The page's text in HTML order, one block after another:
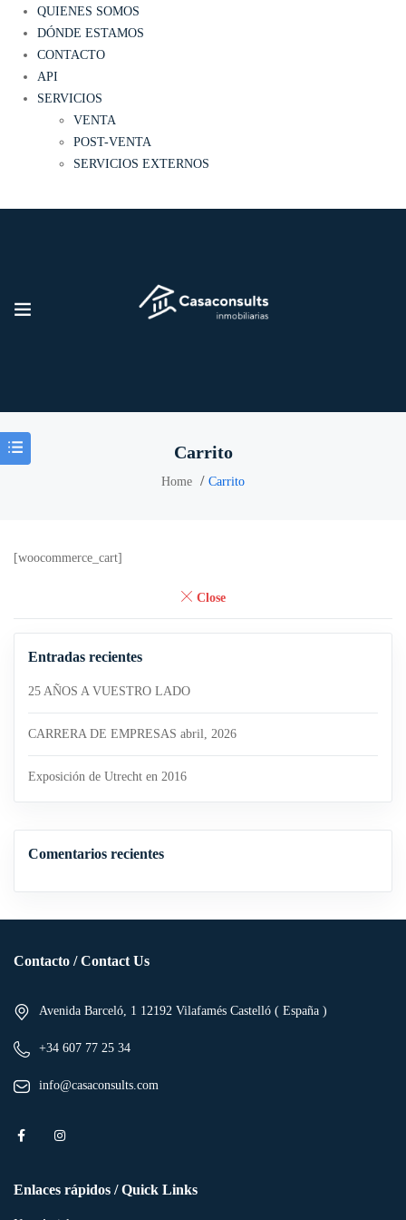
QUIENES SOMOS
DÓNDE ESTAMOS
CONTACTO
API
SERVICIOS
VENTA
POST-VENTA
SERVICIOS EXTERNOS
Carrito
Home Carrito
[woocommerce_cart]
Close
Entradas recientes
25 AÑOS A VUESTRO LADO
CARRERA DE EMPRESAS abril, 2026
Exposición de Utrecht en 2016
Comentarios recientes
Contacto / Contact Us
Avenida Barceló, 1 12192 Vilafamés Castelló ( España )
+34 607 77 25 34
info@casaconsults.com
Enlaces rápidos / Quick Links